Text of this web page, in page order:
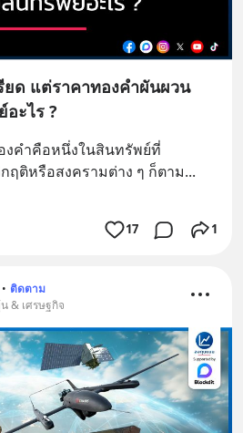
ยด แต่ราคาทองคำผันผวน
ะไร ?
งคำคือหนึ่งในสินทรัพย์ที่
ฤติหรือสงครามต่าง ๆ ก็ตาม
17 1
• ติดตาม
& เศรษฐกิจ